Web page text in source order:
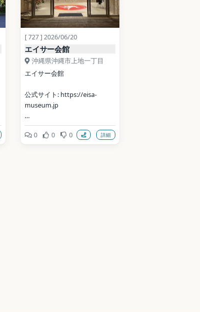
地点データ: Wikidata (CC0)
[ 727 ] 2026/06/20
エイサー会館
沖縄県沖縄市上地一丁目
エイサー会館
公式サイト: https://eisa-
museum.jp
写真: Lequios-star / CC BY-SA
4.0（Wikimedia Commons）
0 0 0 詳細